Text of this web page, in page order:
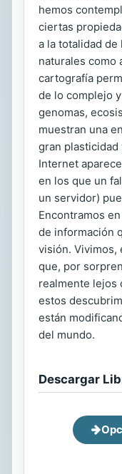
hemos
ciertas
a la totalidad de
naturales como
cartografía
de lo complejo
genomas,
muestran una
gran plasticidad
Internet
en los que un
un servidor)
Encontramos
de información
visión. Vivimos,
que, por
realmente lejos
estos
están
del mundo.
Descargar